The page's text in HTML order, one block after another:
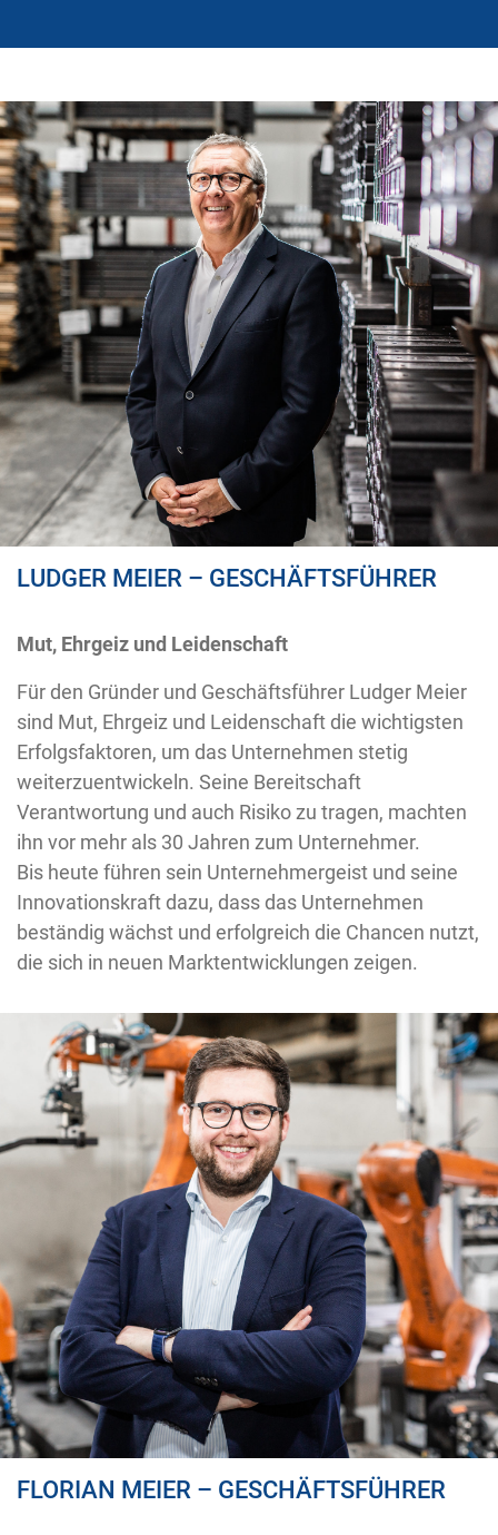
LUDGER MEIER – GESCHÄFTSFÜHRER
Mut, Ehrgeiz und Leidenschaft
Für den Gründer und Geschäftsführer Ludger Meier
sind Mut, Ehrgeiz und Leidenschaft die wichtigsten
Erfolgsfaktoren, um das Unternehmen stetig
weiterzuentwickeln. Seine Bereitschaft
Verantwortung und auch Risiko zu tragen, machten
ihn vor mehr als 30 Jahren zum Unternehmer.
Bis heute führen sein Unternehmergeist und seine
Innovationskraft dazu, dass das Unternehmen
beständig wächst und erfolgreich die Chancen nutzt,
die sich in neuen Marktentwicklungen zeigen.
FLORIAN MEIER – GESCHÄFTSFÜHRER